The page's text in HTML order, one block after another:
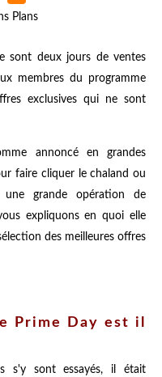
Plans
sont deux jours de ventes
membres du programme
exclusives qui ne sont
annoncé en grandes
faire cliquer le chaland ou
grande opération de
expliquons en quoi elle
des meilleures offres
Prime Day est il
s'y sont essayés, il était